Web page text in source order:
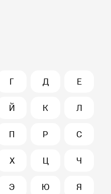
Г Д Е
Й К Л
П Р С
Х Ц Ч
Э Ю Я